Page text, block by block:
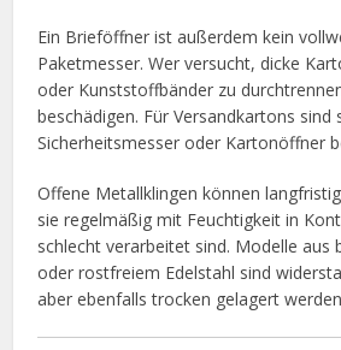
Ein Brieföffner ist außerdem kein
Paketmesser. Wer versucht, dicke
oder Kunststoffbänder zu
beschädigen. Für Versandkartons sind
Sicherheitsmesser oder Kartonöffner
Offene Metallklingen können
sie regelmäßig mit Feuchtigkeit in
schlecht verarbeitet sind. Modelle aus
oder rostfreiem Edelstahl sind
aber ebenfalls trocken gelagert